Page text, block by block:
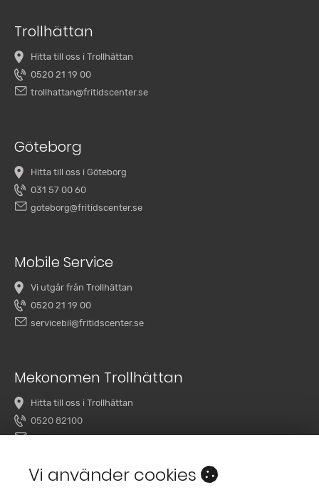
Trollhättan
Hitta till oss i Trollhättan
0520 21 19 00
trollhattan@fritidscenter.se
Göteborg
Hitta till oss i Göteborg
031 57 00 60
goteborg@fritidscenter.se
Mobile Service
Vi utgår från Trollhättan
0520 21 19 00
servicebil@fritidscenter.se
Mekonomen Trollhättan
Hitta till oss i Trollhättan
0520 82100
overby@mekonomenbilverkstad.se
Vi använder cookies